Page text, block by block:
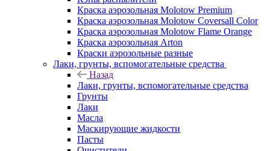
Краска аэрозольная Molotow Premium
Краска аэрозольная Molotow Coversall Color
Краска аэрозольная Molotow Flame Orange
Краска аэрозольная Arton
Краски аэрозольные разные
Лаки, грунты, вспомогательные средства
Назад
Лаки, грунты, вспомогательные средства
Грунты
Лаки
Масла
Маскирующие жидкости
Пасты